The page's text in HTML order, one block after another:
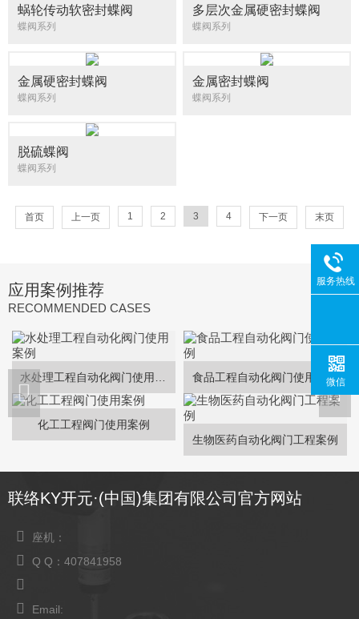
蜗轮传动软密封蝶阀
蝶阀系列
多层次金属硬密封蝶阀
蝶阀系列
金属硬密封蝶阀
蝶阀系列
金属密封蝶阀
蝶阀系列
脱硫蝶阀
蝶阀系列
首页 上一页 1 2 3 4 下一页 末页
应用案例推荐
RECOMMENDED CASES
食品工程自动化阀门使用案例
化工工程阀门使用案例
生物医药自动化阀门工程案例
联络KY开元·(中国)集团有限公司官方网站
座机：
Q Q：407841958
Email:
服务热线
微信